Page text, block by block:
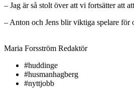
– Jag är så stolt över att vi fortsätter att
– Anton och Jens blir viktiga spelare för
Maria Forsström Redaktör
#huddinge
#husmanhagberg
#nyttjobb